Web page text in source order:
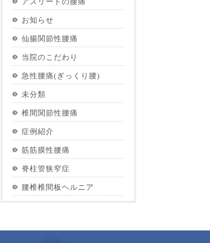
お知らせ
仙腸関節性腰痛
当院のこだわり
急性腰痛(ぎっくり腰)
未分類
椎間関節性腰痛
症例紹介
筋筋膜性腰痛
脊柱管狭窄症
腰椎椎間板ヘルニア